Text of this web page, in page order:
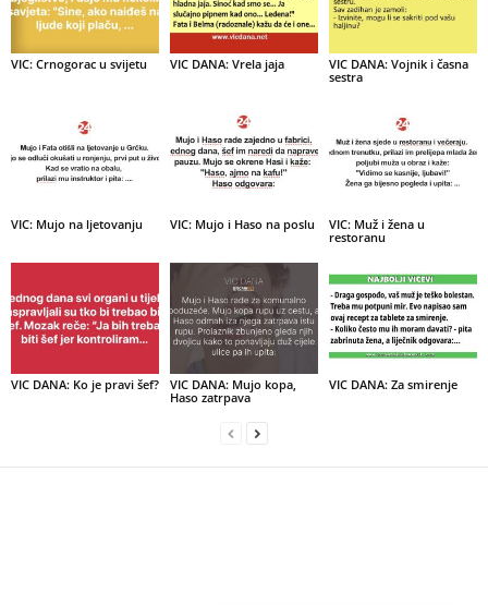
VIC: Crnogorac u svijetu VIC DANA: Vrela jaja
VIC DANA: Vojnik i časna
sestra
VIC: Mujo na ljetovanju VIC: Mujo i Haso na poslu
VIC: Muž i žena u
restoranu
VIC DANA: Ko je pravi šef?
VIC DANA: Mujo kopa,
Haso zatrpava
VIC DANA: Za smirenje